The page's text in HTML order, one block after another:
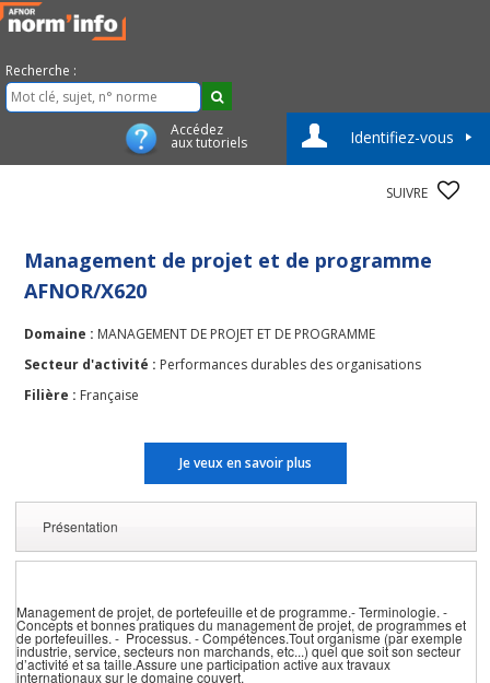
Recherche :
Accédez
aux tutoriels Identifiez-vous
SUIVRE
Management de projet et de programme
AFNOR/X620
Domaine : MANAGEMENT DE PROJET ET DE PROGRAMME
Secteur d'activité : Performances durables des organisations
Filière : Française
Je veux en savoir plus
Présentation
Management de projet, de portefeuille et de programme.- Terminologie. -
Concepts et bonnes pratiques du management de projet, de programmes et
de portefeuilles. - Processus. - Compétences.Tout organisme (par exemple
industrie, service, secteurs non marchands, etc...) quel que soit son secteur
d’activité et sa taille.Assure une participation active aux travaux
internationaux sur le domaine couvert.